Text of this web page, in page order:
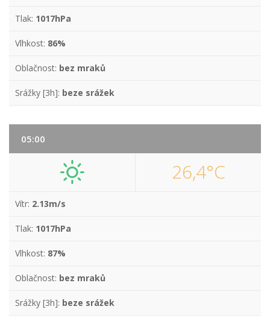
Tlak: 1017hPa
Vlhkost: 86%
Oblačnost: bez mraků
Srážky [3h]: beze srážek
05:00
26,4°C
Vítr: 2.13m/s
Tlak: 1017hPa
Vlhkost: 87%
Oblačnost: bez mraků
Srážky [3h]: beze srážek